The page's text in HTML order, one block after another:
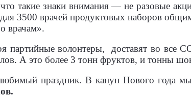
такие знаки внимания — не разовые
3500 врачей продуктовых наборов
врачам».
партийные волонтеры, доставят во все
А это более 3 тонн фруктов, и тонны
праздник. В канун Нового года